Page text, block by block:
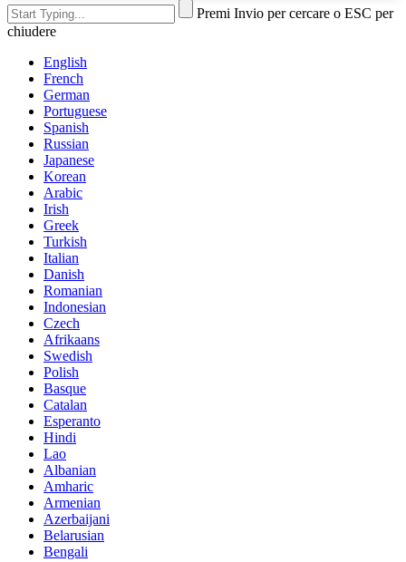
Premi Invio per cercare o ESC per
chiudere
English
French
German
Portuguese
Spanish
Russian
Japanese
Korean
Arabic
Irish
Greek
Turkish
Italian
Danish
Romanian
Indonesian
Czech
Afrikaans
Swedish
Polish
Basque
Catalan
Esperanto
Hindi
Lao
Albanian
Amharic
Armenian
Azerbaijani
Belarusian
Bengali